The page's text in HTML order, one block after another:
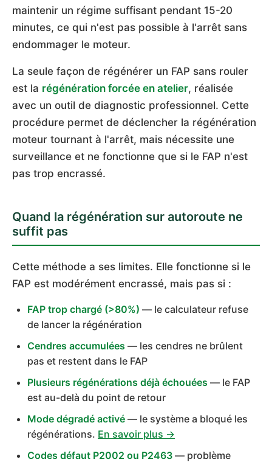
maintenir un régime suffisant pendant 15-20
minutes, ce qui n'est pas possible à l'arrêt sans
endommager le moteur.
La seule façon de régénérer un FAP sans rouler
est la régénération forcée en atelier, réalisée
avec un outil de diagnostic professionnel. Cette
procédure permet de déclencher la régénération
moteur tournant à l'arrêt, mais nécessite une
surveillance et ne fonctionne que si le FAP n'est
pas trop encrassé.
Quand la régénération sur autoroute ne
suffit pas
Cette méthode a ses limites. Elle fonctionne si le
FAP est modérément encrassé, mais pas si :
FAP trop chargé (>80%) — le calculateur refuse
de lancer la régénération
Cendres accumulées — les cendres ne brûlent
pas et restent dans le FAP
Plusieurs régénérations déjà échouées — le FAP
est au-delà du point de retour
Mode dégradé activé — le système a bloqué les
régénérations. En savoir plus →
Codes défaut P2002 ou P2463 — problème